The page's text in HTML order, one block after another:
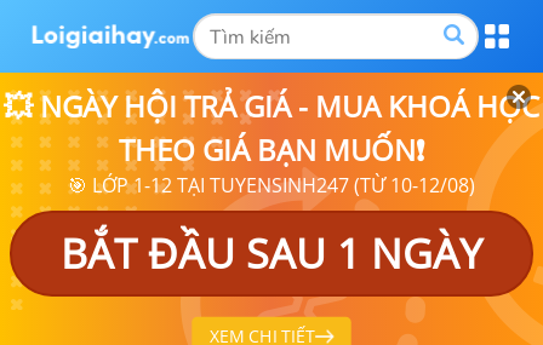
💥 NGÀY HỘI TRẢ GIÁ - MUA KHOÁ HỌC
THEO GIÁ BẠN MUỐN❗
🎯 LỚP 1-12 TẠI TUYENSINH247 (TỪ 10-12/08)
BẮT ĐẦU SAU 1 NGÀY
XEM CHI TIẾT